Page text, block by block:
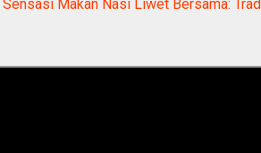
Sensasi Makan Nasi Liwet Bersama: